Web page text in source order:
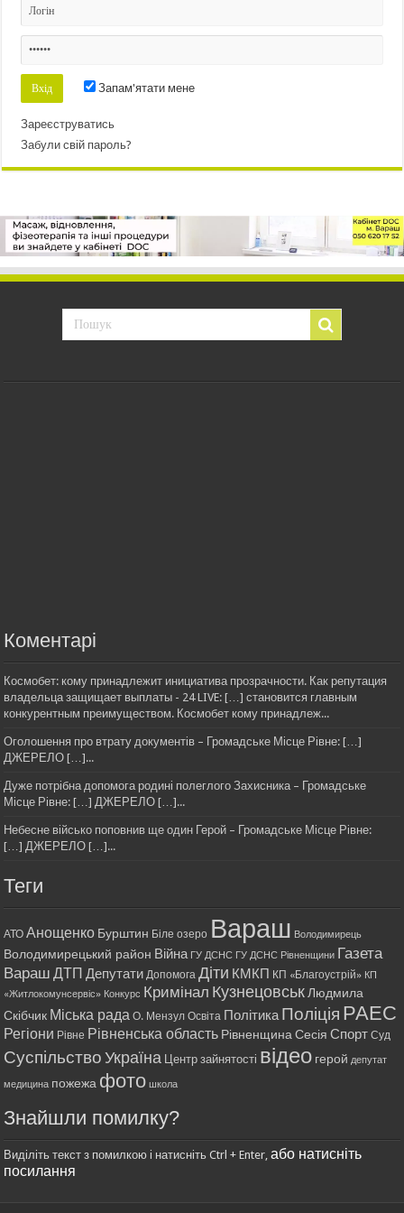
Запам'ятати мене
Зареєструватись
Забули свій пароль?
Коментарі
Космобет: кому принадлежит инициатива прозрачности. Как репутация
владельца защищает выплаты - 24 LIVE: […] становится главным
конкурентным преимуществом. Космобет кому принадлеж...
Оголошення про втрату документів – Громадське Місце Рівне: […]
ДЖЕРЕЛО […]...
Дуже потрібна допомога родині полеглого Захисника – Громадське
Місце Рівне: […] ДЖЕРЕЛО […]...
Небесне військо поповнив ще один Герой – Громадське Місце Рівне:
[…] ДЖЕРЕЛО […]...
Теги
АТО Анощенко Бурштин Біле озеро Вараш Володимирець
Володимирецький район Війна ГУ ДСНС ГУ ДСНС Рівненщини Газета
Вараш ДТП Депутати Допомога Діти КМКП КП «Благоустрій» КП
«Житлокомунсервіс» Конкурс Кримінал Кузнецовськ Людмила
Скібчик Міська рада О. Мензул Освіта ПолітикаПоліція РАЕС
Регіони Рівне Рівненська область Рівненщина Сесія Спорт Суд
Суспільство Україна Центр зайнятості відео герой депутат
медицина пожежа фото школа
Знайшли помилку?
Виділіть текст з помилкою і натисніть Ctrl + Enter,або натисніть
посилання